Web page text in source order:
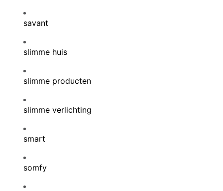
savant
slimme huis
slimme producten
slimme verlichting
smart
somfy